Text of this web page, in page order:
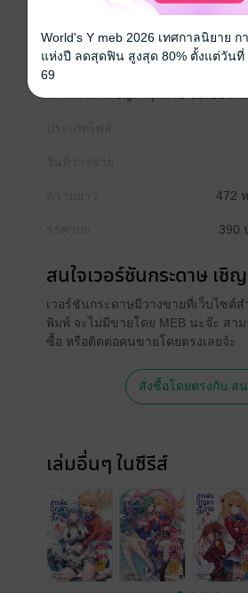
472
390
สนใจเวอร์ชันกระดาษ เชิ
เวอร์ชันกระดาษมีวางขายที่เว็บไซต์ส
พิมพ์ จะไม่มีขายโดย MEB นะจ๊ะ สาม
ซื้อ หรือติดต่อคนขายโดยตรงเลยจ้ะ
สั่งซื้อโดยตรงกับ สน
เล่มอื่นๆ ในซีรีส์
World's Y meb 2026 เทศกาลนิยาย
แห่งปี ลดสุดฟิน สูงสุด 80% ตั้งแต่วันที่
69